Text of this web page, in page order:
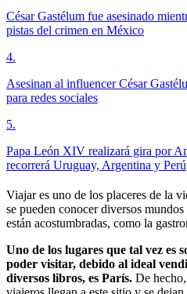
César Gastélum fue asesinado
pistas del crimen en México
4.
Asesinan al influencer César
para redes sociales
5.
Papa León XIV realizará gira por
recorrerá Uruguay, Argentina y Perú
Viajar es uno de los placeres de la
se pueden conocer diversos
están acostumbradas, como la
Uno de los lugares que tal vez es
poder visitar, debido al ideal
diversos libros, es París. De